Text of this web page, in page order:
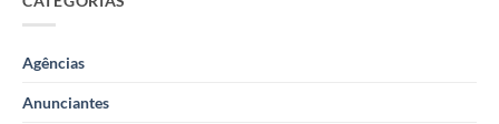
Agências
Anunciantes